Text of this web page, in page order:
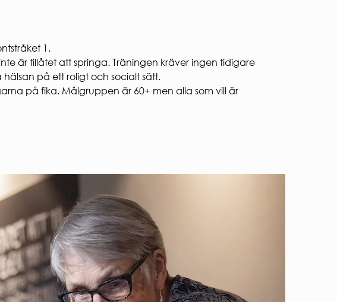
1.
är tillåtet att springa. Träningen kräver ingen tidigare
på ett roligt och socialt sätt.
på fika. Målgruppen är 60+ men alla som vill är